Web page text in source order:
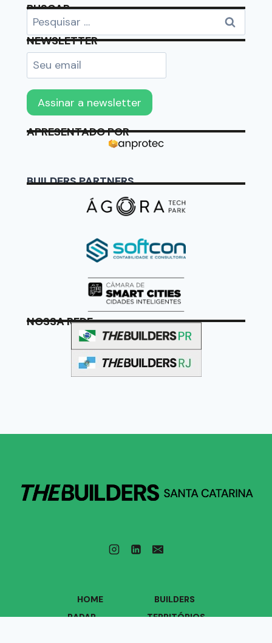
BUSCAR
NEWSLETTER
APRESENTADO POR
BUILDERS PARTNERS
NOSSA REDE
HOME
BUILDERS
RADAR
TERRITÓRIOS